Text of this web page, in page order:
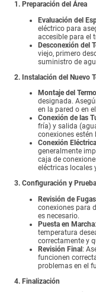
1. Preparación del Área
Evaluación del
eléctrico para
accesible para el
Desconexión del
viejo, primero
suministro de
2. Instalación del Nuevo
Montaje del Termo
designada.
en la pared o en
Conexión de las
fría) y salida
conexiones
Conexión Eléctrica
generalmente
caja de
eléctricas locales
3. Configuración y
Revisión de Fugas
conexiones para
es necesario.
Puesta en Marcha
temperatura
correctamente y
Revisión Final:
funcionen
problemas en el
4. Finalización